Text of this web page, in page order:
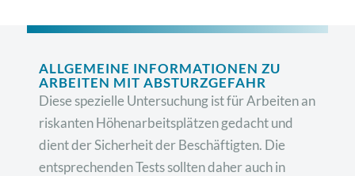
ALLGEMEINE INFORMATIONEN ZU
ARBEITEN MIT ABSTURZGEFAHR
Diese spezielle Untersuchung ist für Arbeiten an
riskanten Höhenarbeitsplätzen gedacht und
dient der Sicherheit der Beschäftigten. Die
entsprechenden Tests sollten daher auch in